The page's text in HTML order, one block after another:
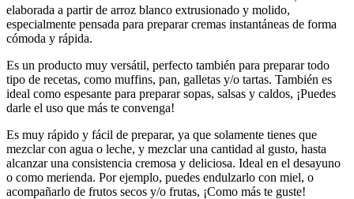
elaborada a partir de arroz blanco extrusionado y molido,
especialmente pensada para preparar cremas instantáneas de forma
cómoda y rápida.
Es un producto muy versátil, perfecto también para preparar todo
tipo de recetas, como muffins, pan, galletas y/o tartas. También es
ideal como espesante para preparar sopas, salsas y caldos, ¡Puedes
darle el uso que más te convenga!
Es muy rápido y fácil de preparar, ya que solamente tienes que
mezclar con agua o leche, y mezclar una cantidad al gusto, hasta
alcanzar una consistencia cremosa y deliciosa. Ideal en el desayuno
o como merienda. Por ejemplo, puedes endulzarlo con miel, o
acompañarlo de frutos secos y/o frutas, ¡Como más te guste!